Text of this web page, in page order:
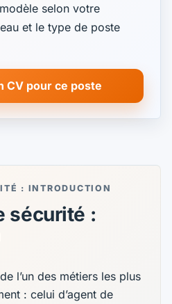
selon votre
et le type de poste
CV pour ce poste
: INTRODUCTION
sécurité :
l’un des métiers les plus
: celui d’agent de